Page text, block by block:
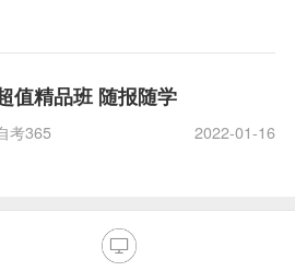
值精品班 随报随学
考365 2022-01-16